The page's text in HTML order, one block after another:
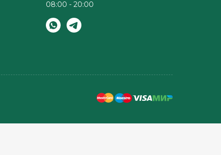
08:00 - 20:00